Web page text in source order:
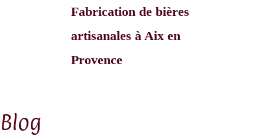
Fabrication de bières
artisanales à Aix en
Provence
Blog